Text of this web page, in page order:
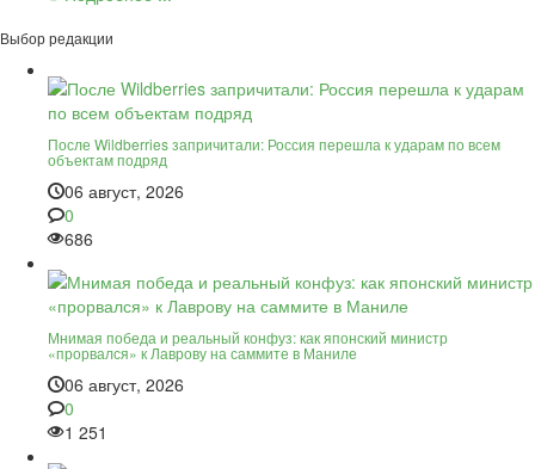
Выбор редакции
После Wildberries запричитали: Россия перешла к ударам по всем
объектам подряд
06 август, 2026
0
686
Мнимая победа и реальный конфуз: как японский министр
«прорвался» к Лаврову на саммите в Маниле
06 август, 2026
0
1 251